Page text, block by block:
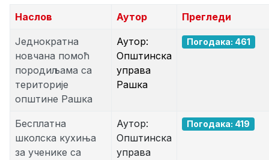
Наслов Аутор Прегледи
Једнократна
новчана помоћ
породиљама са
територије
општине Рашка
Аутор:
Општинска
управа
Рашка
Погодака: 461
Бесплатна
школска кухиња
за ученике са
Аутор:
Општинска
управа
Погодака: 419